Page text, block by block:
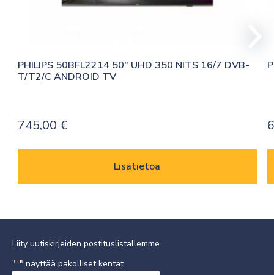
PHILIPS 50BFL2214 50″ UHD 350 NITS 16/7 DVB-
T/T2/C ANDROID TV
745,00 €
Lisätietoa
Liity uutiskirjeiden postituslistallemme
"*" näyttää pakolliset kentät